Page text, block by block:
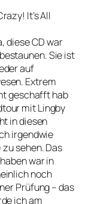
It’s All
diese CD war
Sie ist
auf
Extrem
geschafft hab
mit Lingby
in diesen
irgendwie
sehen. Das
war in
noch
Prüfung – das
ich am